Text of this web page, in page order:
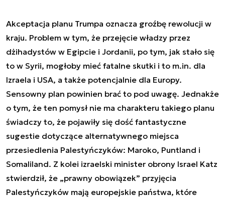
Akceptacja planu Trumpa oznacza groźbę rewolucji w
kraju. Problem w tym, że przejęcie władzy przez
dżihadystów w Egipcie i Jordanii, po tym, jak stało się
to w Syrii, mogłoby mieć fatalne skutki i to m.in. dla
Izraela i USA, a także potencjalnie dla Europy.
Sensowny plan powinien brać to pod uwagę. Jednakże
o tym, że ten pomysł nie ma charakteru takiego planu
świadczy to, że pojawiły się dość fantastyczne
sugestie dotyczące alternatywnego miejsca
przesiedlenia Palestyńczyków: Maroko, Puntland i
Somaliland. Z kolei izraelski minister obrony Israel Katz
stwierdził, że „prawny obowiązek” przyjęcia
Palestyńczyków mają europejskie państwa, które